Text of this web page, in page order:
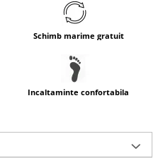
Schimb marime gratuit
Incaltaminte confortabila